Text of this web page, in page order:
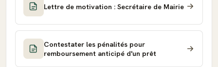
Lettre de motivation : Secrétaire de Mairie
Contestater les pénalités pour
remboursement anticipé d'un prêt